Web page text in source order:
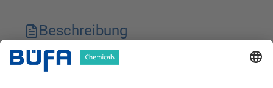
Beschreibung
Technische Merkmale